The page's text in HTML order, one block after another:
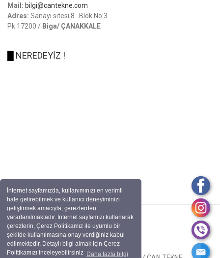
İnternet sayfamızda, kullanımınızı en verimli
hale getirebilmek ve kullanıcı deneyiminizi
geliştirmek amacıyla; çerezlerden
yararlanılmaktadır. İnternet sayfamızı kullanarak
çerezlerin, Çerez Politikamız ile uyumlu bir
şekilde kullanılmasına onay verdiğiniz kabul
edilmektedir. Detaylı bilgi almak için Çerez
Politikamızı inceleyebilirsiniz Daha fazla bilgi
Mail: bilgi@cantekne.com
Adres: Sanayi sitesi 8 . Blok No:3
Pk.17200 / Biga/ ÇANAKKALE
NEREDEYİZ !